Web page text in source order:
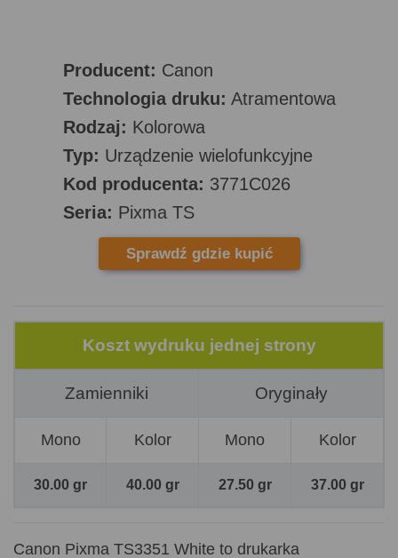
Producent: Canon
Technologia druku: Atramentowa
Rodzaj: Kolorowa
Typ: Urządzenie wielofunkcyjne
Kod producenta: 3771C026
Seria: Pixma TS
Sprawdź gdzie kupić
Koszt wydruku jednej strony
Zamienniki Oryginały
Mono Kolor Mono Kolor
30.00 gr 40.00 gr 27.50 gr 37.00 gr
Canon Pixma TS3351 White to drukarka